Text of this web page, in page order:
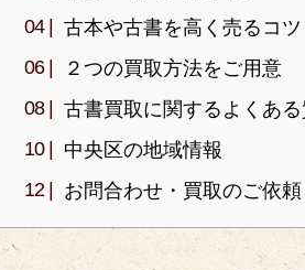
古本や古書を高く売るコツ
２つの買取方法をご用意
古書買取に関するよくある
中央区の地域情報
お問合わせ・買取のご依頼